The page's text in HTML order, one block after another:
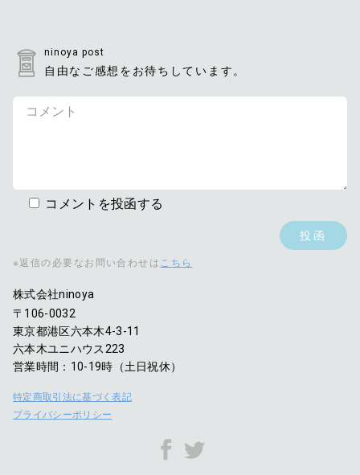
ninoya post
自由なご感想をお待ちしています。
コメントを投函する
※返信の必要なお問い合わせは こちら
株式会社ninoya
〒106-0032
東京都港区六本木4-3-11
六本木ユニハウス223
営業時間：10-19時（土日祝休）
特定商取引法に基づく表記
プライバシーポリシー